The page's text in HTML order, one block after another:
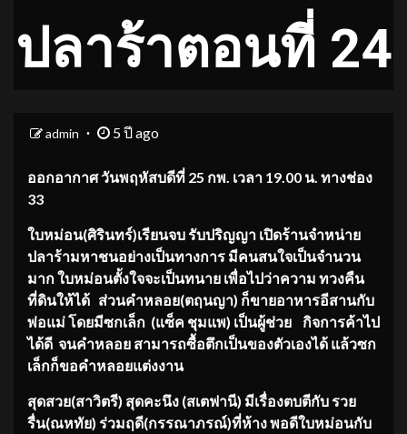
ปลาร้าตอนที่ 24
admin 5 ปี ago
ออกอากาศ วันพฤหัสบดีที่ 25 กพ. เวลา 19.00 น. ทางช่อง
33
ใบหม่อน(ศิรินทร์)เรียนจบ รับปริญญา เปิดร้านจำหน่าย
ปลาร้ามหาชนอย่างเป็นทางการ มีคนสนใจเป็นจำนวน
มาก ใบหม่อนตั้งใจจะเป็นทนาย เพื่อไปว่าความ ทวงคืน
ที่ดินให้ได้ ส่วนคำหลอย(ตฤนญา) ก็ขายอาหารอีสานกับ
พ่อแม่ โดยมีซกเล็ก (แซ็ค ชุมแพ) เป็นผู้ช่วย กิจการค้าไป
ได้ดี จนคำหลอย สามารถซื้อตึกเป็นของตัวเองได้ แล้วซก
เล็กก็ขอคำหลอยแต่งงาน
สุดสวย(สาวิตรี) สุดคะนึง (สเตฟานี) มีเรื่องตบตีกับ รวย
รื่น(ณหทัย) ร่วมฤดี(กรรณาภรณ์)ที่ห้าง พอดีใบหม่อนกับ